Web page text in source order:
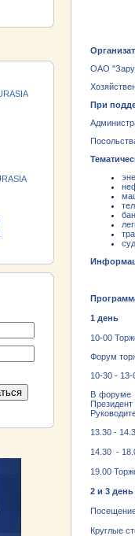
ОАО
При
1 день
10-00
Форум
10-30 - 13-
В форуме
13.30 -
14.30 -
19.00
2 и 3 день
Круглые